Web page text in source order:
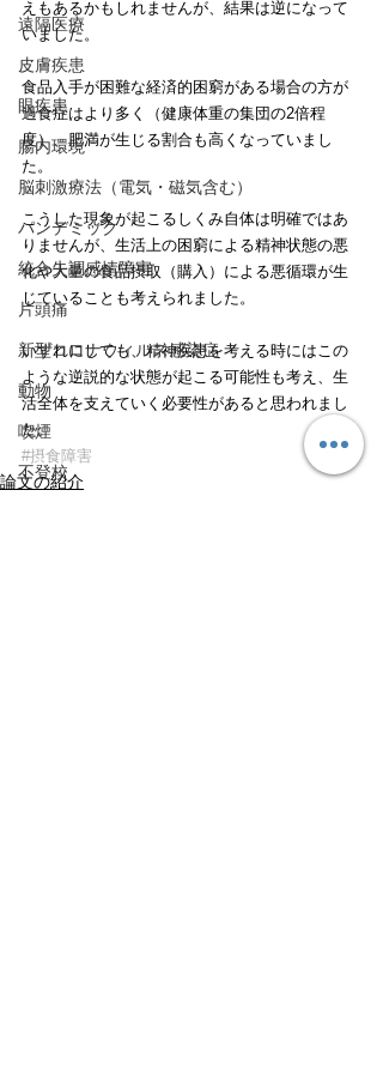
遠隔医療
皮膚疾患
眼疾患
腸内環境
脳刺激療法（電気・磁気含む）
パンデミック
統合失調感情障害
片頭痛
新型コロナウィルス感染症
動物
喫煙
不登校
えもあるかもしれませんが、結果は逆になって
いました。
食品入手が困難な経済的困窮がある場合の方が
過食症はより多く（健康体重の集団の2倍程
度）、肥満が生じる割合も高くなっていまし
た。
こうした現象が起こるしくみ自体は明確ではあ
りませんが、生活上の困窮による精神状態の悪
化や大量の食品摂取（購入）による悪循環が生
じていることも考えられました。
いずれにしても、精神疾患を考える時にはこの
ような逆説的な状態が起こる可能性も考え、生
活全体を支えていく必要性があると思われまし
た。
#摂食障害
論文の紹介